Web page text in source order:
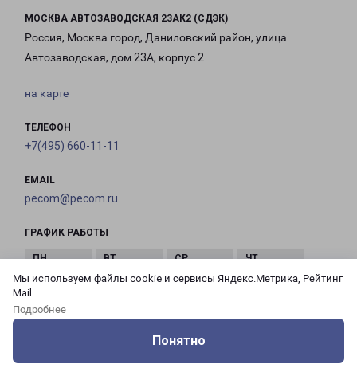
Мы используем файлы cookie и сервисы Яндекс.Метрика, Рейтинг
Mail
Подробнее
Понятно
МОСКВА АВТОЗАВОДСКАЯ 23АК2 (СДЭК)
Россия, Москва город, Даниловский район, улица
Автозаводская, дом 23А, корпус 2
на карте
ТЕЛЕФОН
+7(495) 660-11-11
EMAIL
pecom@pecom.ru
ГРАФИК РАБОТЫ
с 10:00 до
с 10:00 до
с 10:00 до
с 10:00 до